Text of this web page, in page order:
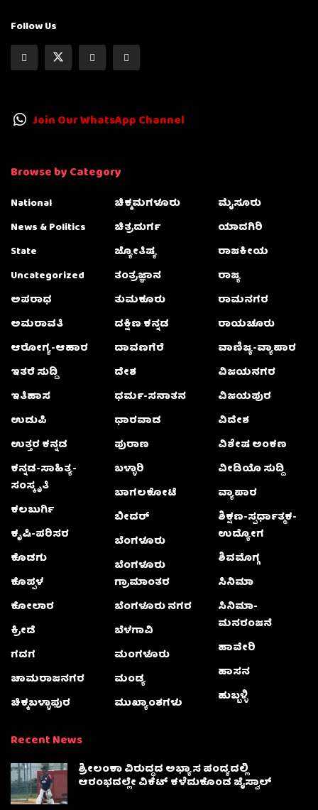
Follow Us
Join Our WhatsApp Channel
Browse by Category
National
News & Politics
State
Uncategorized
ಅಪರಾಧ
ಅಮರಾವತಿ
ಆರೋಗ್ಯ-ಆಹಾರ
ಇತರೆ ಸುದ್ದಿ
ಇತಿಹಾಸ
ಉಡುಪಿ
ಉತ್ತರ ಕನ್ನಡ
ಕನ್ನಡ-ಸಾಹಿತ್ಯ-
ಸಂಸ್ಕೃತಿ
ಕಲಬುರ್ಗಿ
ಕೃಷಿ-ಪರಿಸರ
ಕೊಡಗು
ಕೊಪ್ಪಳ
ಕೋಲಾರ
ಕ್ರೀಡೆ
ಗದಗ
ಚಾಮರಾಜನಗರ
ಚಿಕ್ಕಬಳ್ಳಾಫುರ
ಚಿಕ್ಕಮಗಳೂರು
ಚಿತ್ರದುರ್ಗ
ಜ್ಯೋತಿಷ್ಯ
ತಂತ್ರಜ್ಞಾನ
ತುಮಕೂರು
ದಕ್ಷಿಣ ಕನ್ನಡ
ದಾವಣಗೆರೆ
ದೇಶ
ಧರ್ಮ-ಸನಾತನ
ಧಾರವಾಡ
ಪುರಾಣ
ಬಳ್ಳಾರಿ
ಬಾಗಲಕೋಟೆ
ಬೀದರ್
ಬೆಂಗಳೂರು
ಬೆಂಗಳೂರು
ಗ್ರಾಮಾಂತರ
ಬೆಂಗಳೂರು ನಗರ
ಬೆಳಗಾವಿ
ಮಂಗಳೂರು
ಮಂಡ್ಯ
ಮುಖ್ಯಾಂಶಗಳು
ಮೈಸೂರು
ಯಾದಗಿರಿ
ರಾಜಕೀಯ
ರಾಜ್ಯ
ರಾಮನಗರ
ರಾಯಚೂರು
ವಾಣಿಜ್ಯ-ವ್ಯಾಪಾರ
ವಿಜಯನಗರ
ವಿಜಯಪುರ
ವಿದೇಶ
ವಿಶೇಷ ಅಂಕಣ
ವೀಡಿಯೊ ಸುದ್ದಿ
ವ್ಯಾಪಾರ
ಶಿಕ್ಷಣ-ಸ್ಪರ್ಧಾತ್ಮಕ-
ಉದ್ಯೋಗ
ಶಿವಮೊಗ್ಗ
ಸಿನಿಮಾ
ಸಿನಿಮಾ-
ಮನರಂಜನೆ
ಹಾವೇರಿ
ಹಾಸನ
ಹುಬ್ಬಳ್ಳಿ
Recent News
ಶ್ರೀಲಂಕಾ ವಿರುದ್ಧದ ಅಭ್ಯಾಸ ಪಂದ್ಯದಲ್ಲಿ
ಆರಂಭದಲ್ಲೇ ವಿಕೆಟ್ ಕಳೆದುಕೊಂಡ ಜೈಸ್ವಾಲ್